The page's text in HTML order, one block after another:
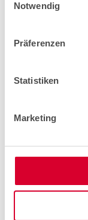
Notwendig
Präferenzen
Statistiken
Marketing
Il progetto
In un edificio
sensori acustici
integrandoli